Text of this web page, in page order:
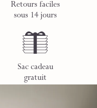
Retours faciles
sous 14 jours
Sac cadeau
gratuit